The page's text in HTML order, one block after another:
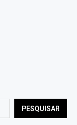
PESQUISAR